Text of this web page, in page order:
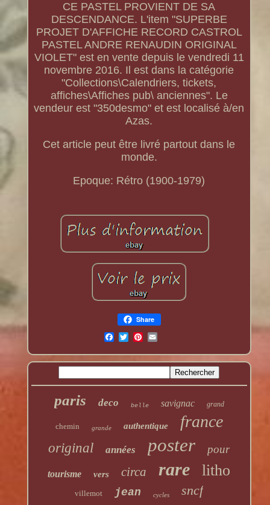
CE PASTEL PROVIENT DE SA
DESCENDANCE. L'item "SUPERBE
PROJET D'AFFICHE RECORD CASTROL
PASTEL ANDRE RENAUDIN ORIGINAL
VIOLET" est en vente depuis le vendredi 11
novembre 2016. Il est dans la catégorie
"Collections\Calendriers, tickets,
affiches\Affiches pub\ anciennes". Le
vendeur est "350desmo" et est localisé à/en
Azas.
Cet article peut être livré partout dans le
monde.
Epoque: Rétro (1900-1979)
Share
paris deco belle savignac grand
chemin grande authentique france
original années poster pour
tourisme vers circa rare litho
villemot jean cycles sncf